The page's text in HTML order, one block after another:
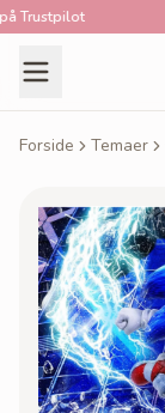
Forside Temaer